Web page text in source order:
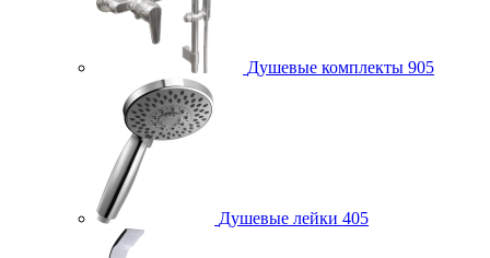
Душевые комплекты 905
Душевые лейки 405